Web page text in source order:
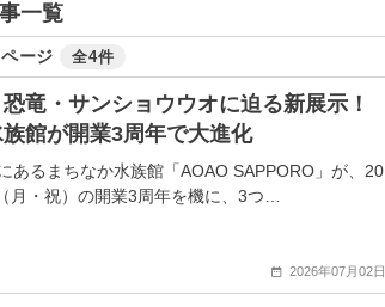
一覧
ージ 全4件
竜・サンショウウオに迫る新展示！
館が開業3周年で大進化
あるまちなか水族館「AOAO SAPPORO」が、20
月・祝）の開業3周年を機に、3つ…
2026年07月02日